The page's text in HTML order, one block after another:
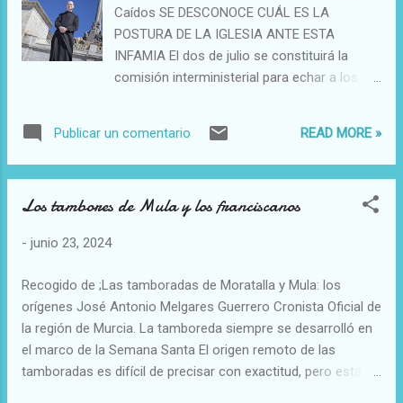
Caídos SE DESCONOCE CUÁL ES LA
POSTURA DE LA IGLESIA ANTE ESTA
INFAMIA El dos de julio se constituirá la
comisión interministerial para echar a los
Democrática, Ángel Víctor Torres anunció
ayer que el próximo dos de julio se
ordenará a los benedictinos presentes en el
Publicar un comentario READ MORE »
Los tambores de Mula y los franciscanos
- junio 23, 2024
Recogido de ;Las tamboradas de Moratalla y Mula: los
orígenes José Antonio Melgares Guerrero Cronista Oficial de
la región de Murcia. La tamboreda siempre se desarrolló en
el marco de la Semana Santa El origen remoto de las
tamboradas es difícil de precisar con exactitud, pero está